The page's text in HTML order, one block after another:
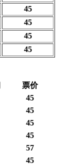
45
45
45
45
票价
45
45
45
45
57
45